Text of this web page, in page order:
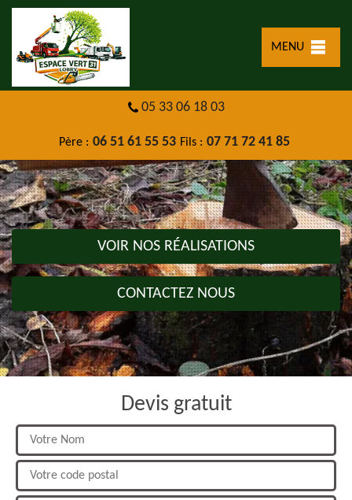
MENU
05 33 06 18 03
Père : 06 51 61 55 53 Fils : 07 71 72 41 85
VOIR NOS RÉALISATIONS
CONTACTEZ NOUS
Devis gratuit